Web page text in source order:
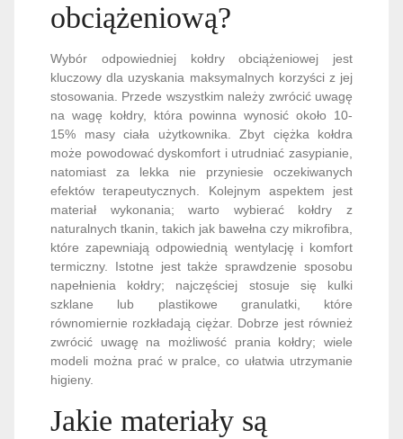
obciążeniową?
Wybór odpowiedniej kołdry obciążeniowej jest
kluczowy dla uzyskania maksymalnych korzyści z jej
stosowania. Przede wszystkim należy zwrócić uwagę
na wagę kołdry, która powinna wynosić około 10-
15% masy ciała użytkownika. Zbyt ciężka kołdra
może powodować dyskomfort i utrudniać zasypianie,
natomiast za lekka nie przyniesie oczekiwanych
efektów terapeutycznych. Kolejnym aspektem jest
materiał wykonania; warto wybierać kołdry z
naturalnych tkanin, takich jak bawełna czy mikrofibra,
które zapewniają odpowiednią wentylację i komfort
termiczny. Istotne jest także sprawdzenie sposobu
napełnienia kołdry; najczęściej stosuje się kulki
szklane lub plastikowe granulatki, które
równomiernie rozkładają ciężar. Dobrze jest również
zwrócić uwagę na możliwość prania kołdry; wiele
modeli można prać w pralce, co ułatwia utrzymanie
higieny.
Jakie materiały są